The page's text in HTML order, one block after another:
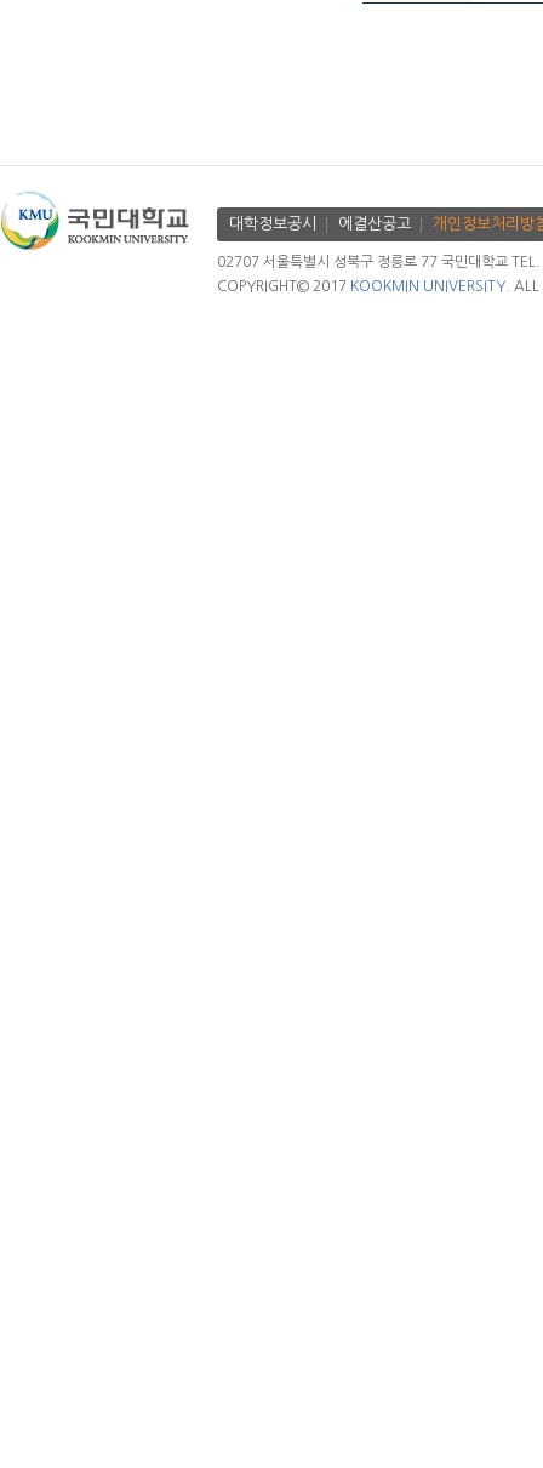
대학정보공시 에결산공고 개인정보처리방
02707 서울특별시 성북구 정릉로 77 국민대학교
COPYRIGHT© 2017 KOOKMIN UNIVERSITY. ALL